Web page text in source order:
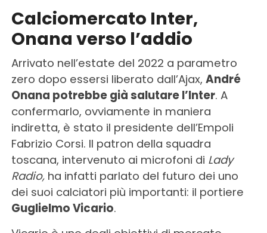
Calciomercato Inter,
Onana verso l’addio
Arrivato nell’estate del 2022 a parametro
zero dopo essersi liberato dall’Ajax, André
Onana potrebbe già salutare l’Inter. A
confermarlo, ovviamente in maniera
indiretta, è stato il presidente dell’Empoli
Fabrizio Corsi. Il patron della squadra
toscana, intervenuto ai microfoni di Lady
Radio,ha infatti parlato del futuro dei uno
dei suoi calciatori più importanti: il portiere
Guglielmo Vicario.